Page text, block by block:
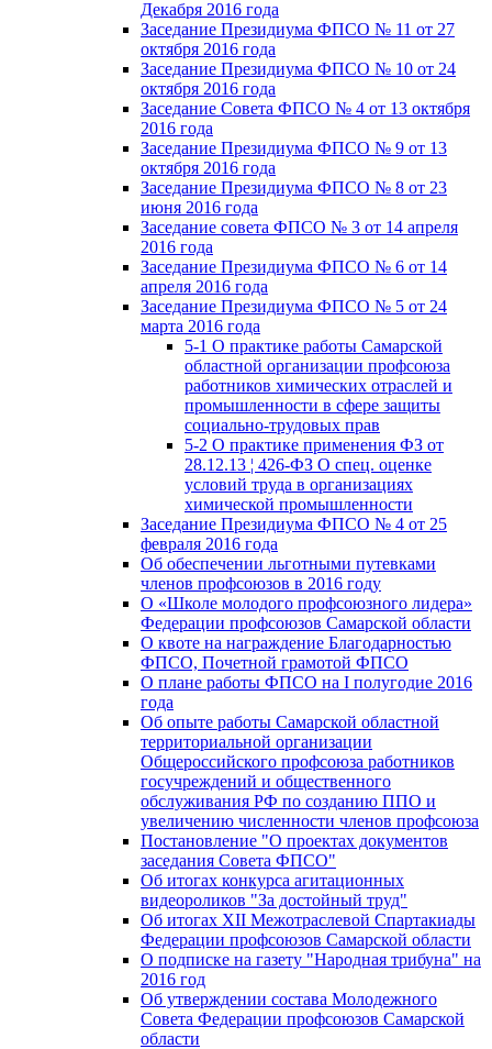
Декабря 2016 года
Заседание Президиума ФПСО № 11 от 27
октября 2016 года
Заседание Президиума ФПСО № 10 от 24
октября 2016 года
Заседание Совета ФПСО № 4 от 13 октября
2016 года
Заседание Президиума ФПСО № 9 от 13
октября 2016 года
Заседание Президиума ФПСО № 8 от 23
июня 2016 года
Заседание совета ФПСО № 3 от 14 апреля
2016 года
Заседание Президиума ФПСО № 6 от 14
апреля 2016 года
Заседание Президиума ФПСО № 5 от 24
марта 2016 года
5-1 О практике работы Самарской
областной организации профсоюза
работников химических отраслей и
промышленности в сфере защиты
социально-трудовых прав
5-2 О практике применения ФЗ от
28.12.13 ¦ 426-ФЗ О спец. оценке
условий труда в организациях
химической промышленности
Заседание Президиума ФПСО № 4 от 25
февраля 2016 года
Об обеспечении льготными путевками
членов профсоюзов в 2016 году
О «Школе молодого профсоюзного лидера»
Федерации профсоюзов Самарской области
О квоте на награждение Благодарностью
ФПСО, Почетной грамотой ФПСО
О плане работы ФПСО на I полугодие 2016
года
Об опыте работы Самарской областной
территориальной организации
Общероссийского профсоюза работников
госучреждений и общественного
обслуживания РФ по созданию ППО и
увеличению численности членов профсоюза
Постановление "О проектах документов
заседания Совета ФПСО"
Об итогах конкурса агитационных
видеороликов "За достойный труд"
Об итогах XII Межотраслевой Спартакиады
Федерации профсоюзов Самарской области
О подписке на газету "Народная трибуна" на
2016 год
Об утверждении состава Молодежного
Совета Федерации профсоюзов Самарской
области